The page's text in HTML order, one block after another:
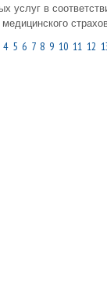
услуг в
4 5 6 7 8 9 10 11 12